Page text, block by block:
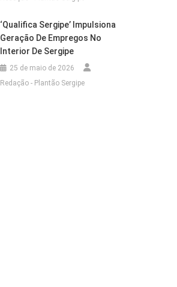
‘Qualifica Sergipe’ Impulsiona
Geração De Empregos No
Interior De Sergipe
25 de maio de 2026
Redação - Plantão Sergipe